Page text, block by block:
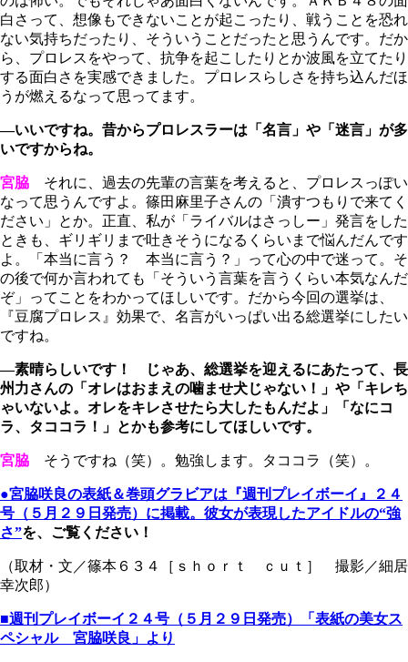
白さって、想像もできないことが起こったり、戦うことを恐れ
ない気持ちだったり、そういうことだったと思うんです。だか
ら、プロレスをやって、抗争を起こしたりとか波風を立てたり
する面白さを実感できました。プロレスらしさを持ち込んだほ
うが燃えるなって思ってます。
―いいですね。昔からプロレスラーは「名言」や「迷言」が多
いですからね。
宮脇 それに、過去の先輩の言葉を考えると、プロレスっぽい
なって思うんですよ。篠田麻里子さんの「潰すつもりで来てく
ださい」とか。正直、私が「ライバルはさっしー」発言をした
ときも、ギリギリまで吐きそうになるくらいまで悩んだんです
よ。「本当に言う？ 本当に言う？」って心の中で迷って。そ
の後で何か言われても「そういう言葉を言うくらい本気なんだ
ぞ」ってことをわかってほしいです。だから今回の選挙は、
『豆腐プロレス』効果で、名言がいっぱい出る総選挙にしたい
ですね。
―素晴らしいです！ じゃあ、総選挙を迎えるにあたって、長
州力さんの「オレはおまえの噛ませ犬じゃない！」や「キレち
ゃいないよ。オレをキレさせたら大したもんだよ」「なにコ
ラ、タココラ！」とかも参考にしてほしいです。
宮脇 そうですね（笑）。勉強します。タココラ（笑）。
●宮脇咲良の表紙＆巻頭グラビアは『週刊プレイボーイ』２４
号（５月２９日発売）に掲載。彼女が表現したアイドルの“強
さ”を、ご覧ください！
（取材・文／篠本６３４［ｓｈｏｒｔ ｃｕｔ］ 撮影／細居
幸次郎）
■週刊プレイボーイ２４号（５月２９日発売）「表紙の美女ス
ペシャル 宮脇咲良」より